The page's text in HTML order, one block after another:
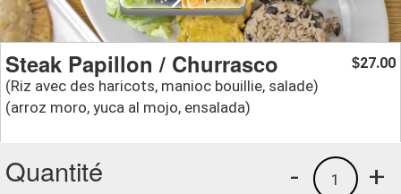
Steak Papillon / Churrasco
(Riz avec des haricots, manioc bouillie, salade)
(arroz moro, yuca al mojo, ensalada)
$27.00
Quantité +
1
-